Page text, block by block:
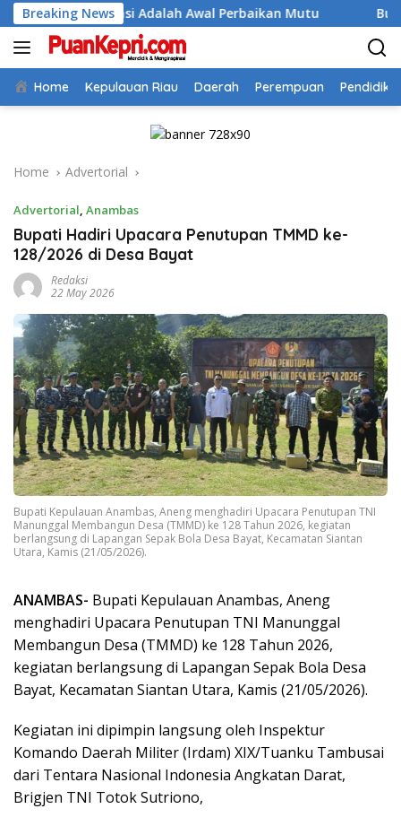
Skip
to
content
Breaking News
Adalah Awal Perbaikan Mutu Bupati Aneng Buka
Home Kepulauan Riau Daerah Perempuan
Home Advertorial
Advertorial, Anambas
Bupati Hadiri Upacara Penutupan TMMD ke-
128/2026 di Desa Bayat
Redaksi
22 May 2026
Bupati Kepulauan Anambas, Aneng menghadiri Upacara Penutupan TNI
Manunggal Membangun Desa (TMMD) ke 128 Tahun 2026, kegiatan
berlangsung di Lapangan Sepak Bola Desa Bayat, Kecamatan Siantan
Utara, Kamis (21/05/2026).
ANAMBAS- Bupati Kepulauan Anambas, Aneng
menghadiri Upacara Penutupan TNI Manunggal
Membangun Desa (TMMD) ke 128 Tahun 2026,
kegiatan berlangsung di Lapangan Sepak Bola Desa
Bayat, Kecamatan Siantan Utara, Kamis (21/05/2026).
Kegiatan ini dipimpin langsung oleh Inspektur
Komando Daerah Militer (Irdam) XIX/Tuanku Tambusai
dari Tentara Nasional Indonesia Angkatan Darat,
Brigjen TNI Totok Sutriono,